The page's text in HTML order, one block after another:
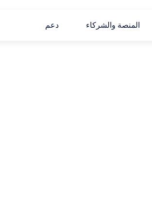
المنصة والشركاء دعم